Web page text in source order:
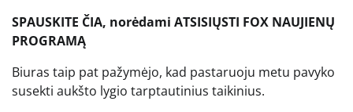
SPAUSKITE ČIA, norėdami ATSISIŲSTI FOX NAUJIENŲ
PROGRAMĄ
Biuras taip pat pažymėjo, kad pastaruoju metu pavyko
susekti aukšto lygio tarptautinius taikinius.